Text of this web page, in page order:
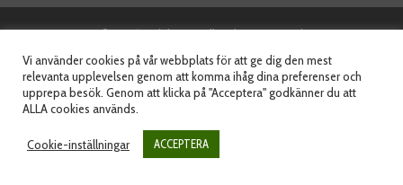
Webbplats skapad av
Vi använder cookies på vår webbplats för att ge dig den mest
relevanta upplevelsen genom att komma ihåg dina preferenser och
upprepa besök. Genom att klicka på "Acceptera" godkänner du att
ALLA cookies används.
Cookie-inställningar ACCEPTERA